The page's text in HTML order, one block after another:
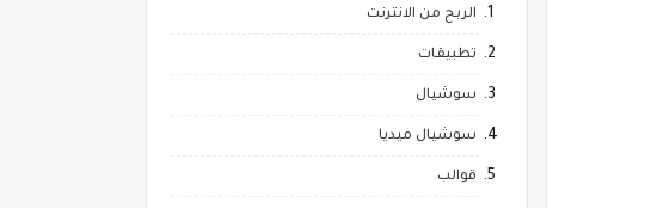
الربح من الانترنت
تطبيقات
سوشيال
سوشيال ميديا
قوالب